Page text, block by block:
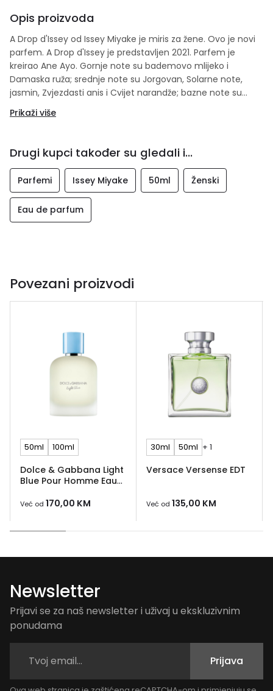
Opis proizvoda
A Drop d'Issey od Issey Miyake je miris za žene. Ovo je novi
parfem. A Drop d'Issey je predstavljen 2021. Parfem je
kreirao Ane Ayo. Gornje note su bademovo mlijeko i
Damaska ruža; srednje note su Jorgovan, Solarne note,
jasmin, Zvjezdasti anis i Cvijet narandže; bazne note su
Prikaži više
Drugi kupci također su gledali i...
Parfemi Issey Miyake 50ml Ženski
Eau de parfum
Povezani proizvodi
50ml 100ml
Dolce & Gabbana Light
Blue Pour Homme Eau
Već od 170,00 KM
30ml 50ml + 1
Versace Versense EDT
Već od 135,00 KM
Newsletter
Prijavi se za naš newsletter i uživaj u ekskluzivnim
ponudama
Prijava